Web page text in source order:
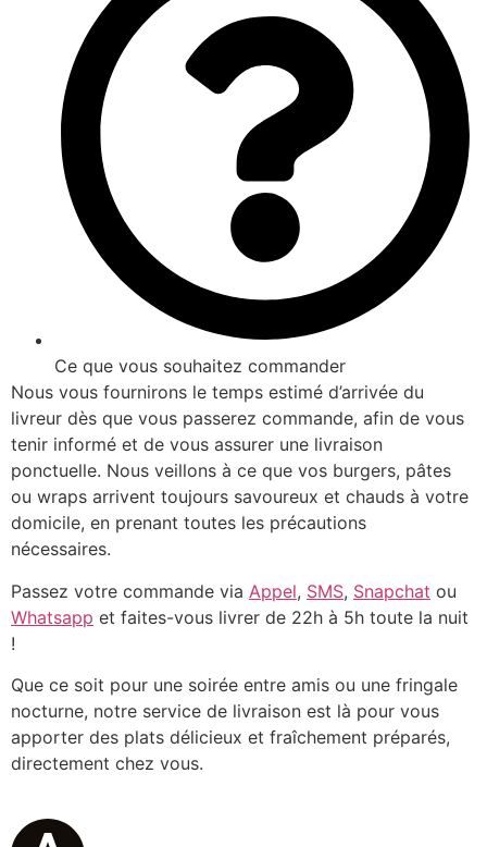
Ce que vous souhaitez commander
Nous vous fournirons le temps estimé d’arrivée du
livreur dès que vous passerez commande, afin de vous
tenir informé et de vous assurer une livraison
ponctuelle. Nous veillons à ce que vos burgers, pâtes
ou wraps arrivent toujours savoureux et chauds à votre
domicile, en prenant toutes les précautions
nécessaires.
Passez votre commande via Appel, SMS, Snapchat ou
Whatsapp et faites-vous livrer de 22h à 5h toute la nuit
!
Que ce soit pour une soirée entre amis ou une fringale
nocturne, notre service de livraison est là pour vous
apporter des plats délicieux et fraîchement préparés,
directement chez vous.